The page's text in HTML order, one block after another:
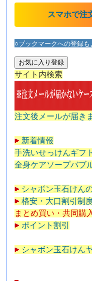
スマホで注
○ブックマークへの登録も
お気に入り登録
サイト内検索
注文後メールが届き
新着情報
手洗いせっけんギフト
全身ケアソープバブ
シャボン玉石けん
格安・大口割引制
まとめ買い・共同購
ポイント割引
シャボン玉石けん